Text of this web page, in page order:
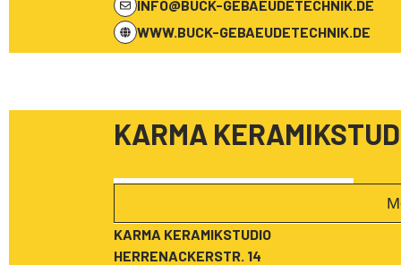
INFO@BUCK-GEBAEUDETECHNIK.DE
WWW.BUCK-GEBAEUDETECHNIK.DE
KARMA
KARMA KERAMIKSTUDIO
HERRENACKERSTR. 14